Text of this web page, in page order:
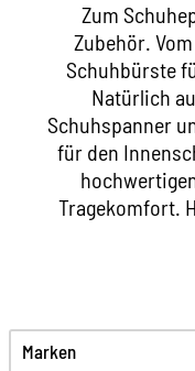
Zum
Zubehör.
Schuhbürste
Natürlich
Schuhspanner
für den
Tragekomfort.
Marken